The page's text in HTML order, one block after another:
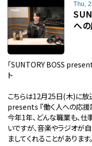
Thu,
への
「SUNTORY BOSS
ト
こちらは12月25日(木)に放
presents 『働く人への応援歌
今年1年、どんな職業も、仕
いですが、音楽やラジオが
ましてくれることがあります。